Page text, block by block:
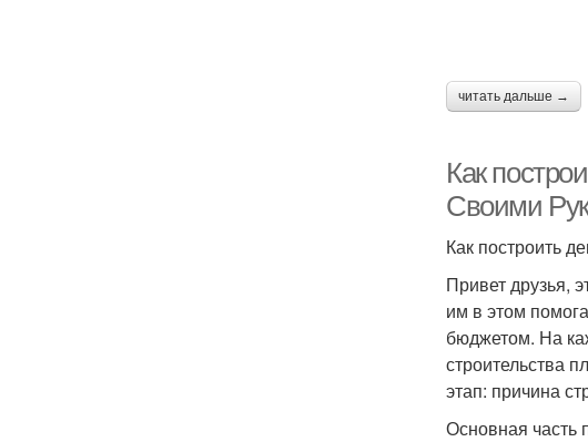
читать дальше →
Как
Своими
Как построить
Привет друзья,
им в этом
бюджетом. На
строительства
этап: причина
Основная часть